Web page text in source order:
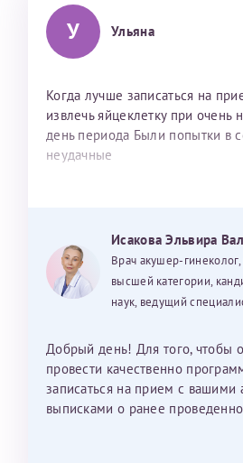
У Ульяна
Когда лучше записаться на
извлечь яйцеклетку при очень
день периода Были попытки в
неудачные
Исакова Эльвира
Врач акушер-
высшей категории,
наук, ведущий
Добрый день! Для того, чтобы
провести качественно
записаться на прием с вашими
выписками о ранее